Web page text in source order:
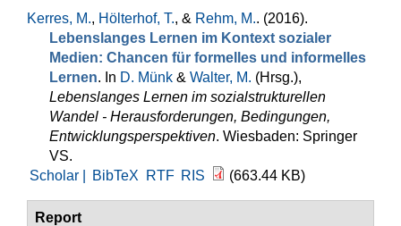
Kerres, M., Hölterhof, T., & Rehm, M.. (2016).
Lebenslanges Lernen im Kontext sozialer
Medien: Chancen für formelles und informelles
Lernen. In D. Münk & Walter, M. (Hrsg.),
Lebenslanges Lernen im sozialstrukturellen
Wandel - Herausforderungen, Bedingungen,
Entwicklungsperspektiven. Wiesbaden: Springer
VS.
Scholar |
BibTeX RTF RIS (663.44 KB)
Report